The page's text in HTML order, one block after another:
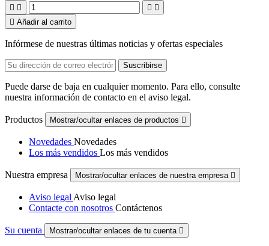
   
 Añadir al carrito
Infórmese de nuestras últimas noticias y ofertas especiales
Puede darse de baja en cualquier momento. Para ello, consulte
nuestra información de contacto en el aviso legal.
Productos Mostrar/ocultar enlaces de productos 
Novedades Novedades
Los más vendidos Los más vendidos
Nuestra empresa Mostrar/ocultar enlaces de nuestra empresa 
Aviso legal Aviso legal
Contacte con nosotros Contáctenos
Su cuenta Mostrar/ocultar enlaces de tu cuenta 